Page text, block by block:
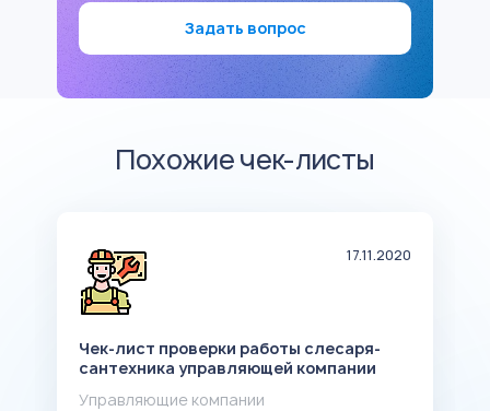
Задать вопрос
Похожие чек-листы
17.11.2020
Чек-лист проверки работы слесаря-
сантехника управляющей компании
Управляющие компании